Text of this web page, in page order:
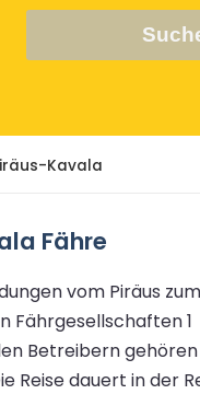
Kavala
Fähre
vom Piräus
Fährgesellschaften 1
Betreibern gehören
Reise dauert in der